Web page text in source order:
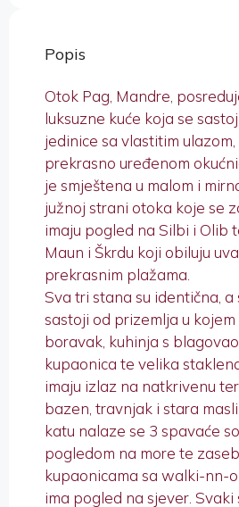
Popis
Otok Pag, Mandre,
luksuzne kuće koja se
jedinice sa vlastitim
prekrasno uređenom
je smještena u malom i
južnoj strani otoka koje se
imaju pogled na Silbi i Olib
Maun i Škrdu koji obiluju
prekrasnim plažama.
Sva tri stana su identična, a
sastoji od prizemlja u kojem
boravak, kuhinja s
kupaonica te velika
imaju izlaz na natkrivenu
bazen, travnjak i stara
katu nalaze se 3 spavaće
pogledom na more te
kupaonicama sa walki-nn-
ima pogled na sjever. Svaki